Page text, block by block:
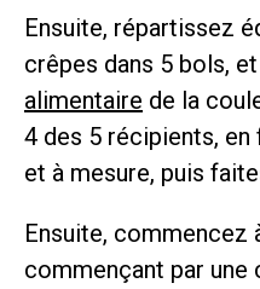
Ensuite, répartissez
crêpes dans 5 bols,
alimentaire de la
4 des 5 récipients,
et à mesure, puis
Ensuite, commencez
commençant par une